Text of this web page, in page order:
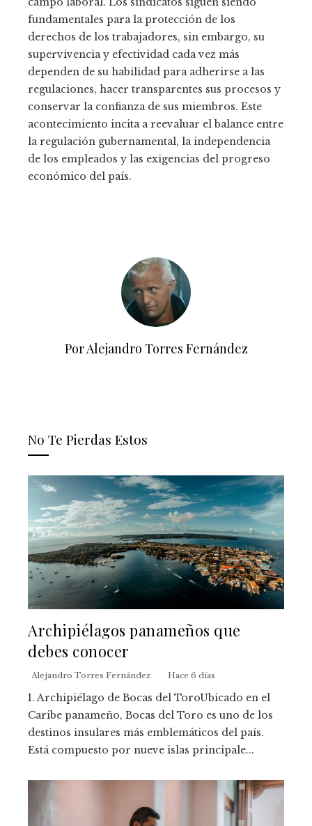
fundamentales para la protección de los
derechos de los trabajadores, sin embargo, su
supervivencia y efectividad cada vez más
dependen de su habilidad para adherirse a las
regulaciones, hacer transparentes sus procesos y
conservar la confianza de sus miembros. Este
acontecimiento incita a reevaluar el balance entre
la regulación gubernamental, la independencia
de los empleados y las exigencias del progreso
económico del país.
Por Alejandro Torres Fernández
No Te Pierdas Estos
Archipiélagos panameños que
debes conocer
Alejandro Torres Fernández Hace 6 días
1. Archipiélago de Bocas del ToroUbicado en el
Caribe panameño, Bocas del Toro es uno de los
destinos insulares más emblemáticos del país.
Está compuesto por nueve islas principale...